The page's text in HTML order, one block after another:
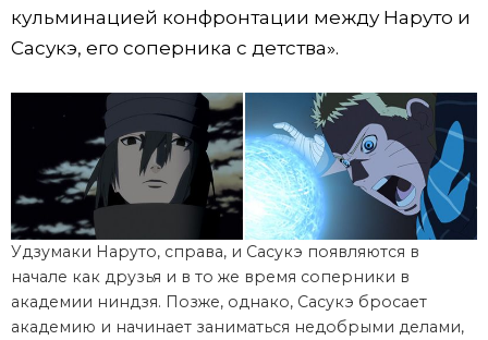
кульминацией конфронтации между Наруто и
Сасукэ, его соперника с детства».
Удзумаки Наруто, справа, и Сасукэ появляются в
начале как друзья и в то же время соперники в
академии ниндзя. Позже, однако, Сасукэ бросает
академию и начинает заниматься недобрыми делами,